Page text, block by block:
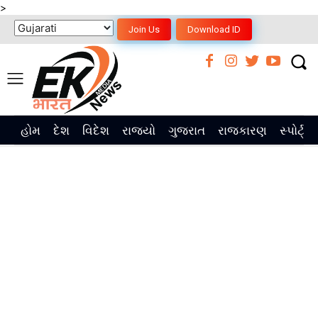
>
Join Us Download ID
હોમ દેશ વિદેશ રાજ્યો ગુજરાત રાજકારણ સ્પોર્ટ્સ